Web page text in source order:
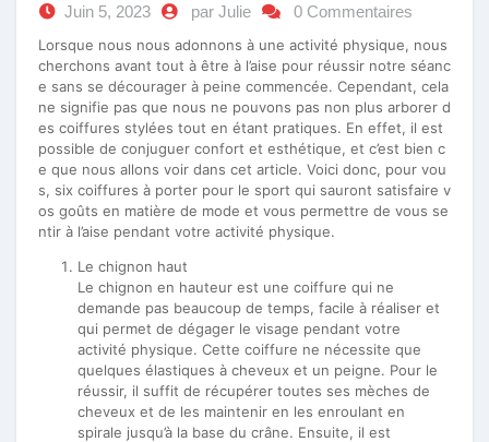
Juin 5, 2023 par Julie 0 Commentaires
Lorsque nous nous adonnons à une activité physique, nous
cherchons avant tout à être à l’aise pour réussir notre séanc
e sans se décourager à peine commencée. Cependant, cela
ne signifie pas que nous ne pouvons pas non plus arborer d
es coiffures stylées tout en étant pratiques. En effet, il est
possible de conjuguer confort et esthétique, et c’est bien c
e que nous allons voir dans cet article. Voici donc, pour vou
s, six coiffures à porter pour le sport qui sauront satisfaire v
os goûts en matière de mode et vous permettre de vous se
ntir à l’aise pendant votre activité physique.
Le chignon haut
Le chignon en hauteur est une coiffure qui ne
demande pas beaucoup de temps, facile à réaliser et
qui permet de dégager le visage pendant votre
activité physique. Cette coiffure ne nécessite que
quelques élastiques à cheveux et un peigne. Pour le
réussir, il suffit de récupérer toutes ses mèches de
cheveux et de les maintenir en les enroulant en
spirale jusqu’à la base du crâne. Ensuite, il est